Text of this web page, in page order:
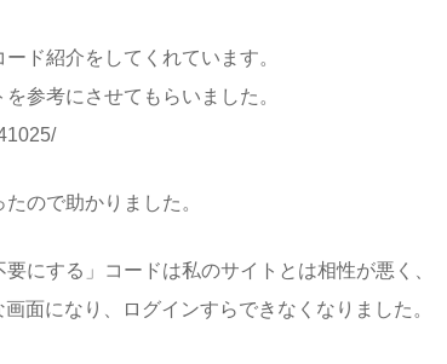
ド紹介をしてくれています。
参考にさせてもらいました。
ので助かりました。
にする」コードは私のサイトとは相性が悪く、
面になり、ログインすらできなくなりました。